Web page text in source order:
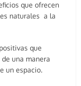
que ofrecen
naturales a la
que
una manera
un espacio.